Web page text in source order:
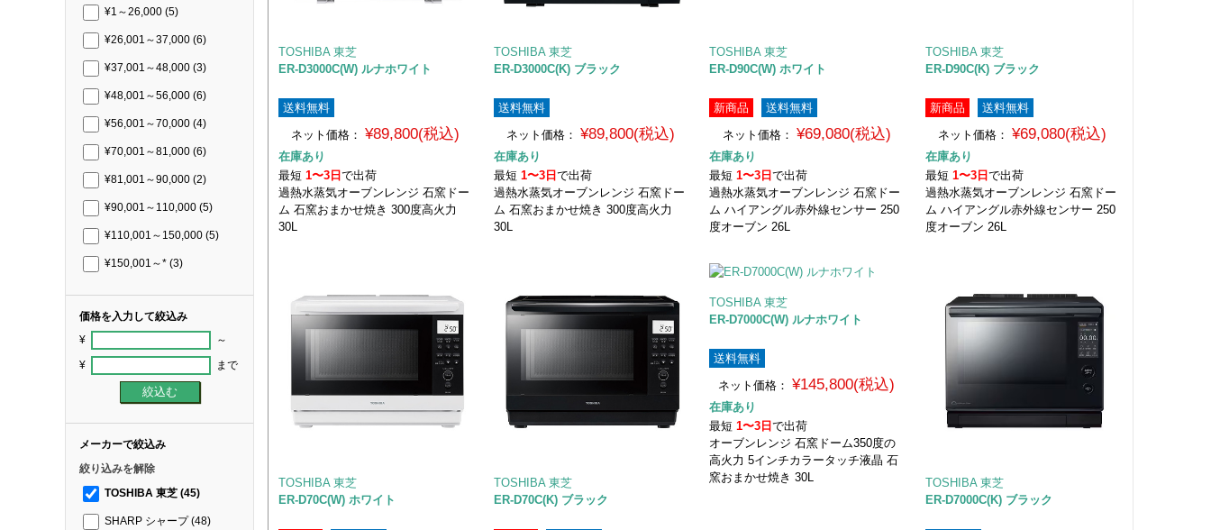
¥1～26,000 (5)
¥26,001～37,000 (6)
¥37,001～48,000 (3)
¥48,001～56,000 (6)
¥56,001～70,000 (4)
¥70,001～81,000 (6)
¥81,001～90,000 (2)
¥90,001～110,000 (5)
¥110,001～150,000 (5)
¥150,001～* (3)
価格を入力して絞込み
¥ ～
¥ まで
メーカーで絞込み
絞り込みを解除
TOSHIBA 東芝 (45)
SHARP シャープ(48)
TOSHIBA 東芝
ER-D3000C(W) ルナホワイト
送料無料
ネット価格：
¥89,800(税込)
在庫あり
最短 1〜3日 で出荷
過熱水蒸気オーブンレンジ 石窯ドー
ム 石窯おまかせ焼き 300度高火力
30L
TOSHIBA 東芝
ER-D3000C(K) ブラック
送料無料
ネット価格：
¥89,800(税込)
在庫あり
最短1〜3日で出荷
過熱水蒸気オーブンレンジ 石窯ドー
ム 石窯おまかせ焼き 300度高火力
30L
TOSHIBA 東芝
ER-D90C(W) ホワイト
新商品
送料無料
ネット価格： ¥69,080(税込)
在庫あり
最短1〜3日で出荷
過熱水蒸気オーブンレンジ 石窯ドー
ム ハイアングル赤外線センサー 250
度オーブン 26L
TOSHIBA 東芝
ER-D90C(K) ブラック
新商品
送料無料
ネット価格： ¥69,080(税込)
在庫あり
最短 1〜3日 で出荷
過熱水蒸気オーブンレンジ 石窯ドー
ム ハイアングル赤外線センサー 250
度オーブン 26L
TOSHIBA 東芝
ER-D70C(W) ホワイト
TOSHIBA 東芝
ER-D70C(K) ブラック
TOSHIBA 東芝
ER-D7000C(W) ルナホワイト
送料無料
ネット価格：
¥145,800(税込)
在庫あり
最短1〜3日で出荷
オーブンレンジ 石窯ドーム350度の
高火力 5インチカラータッチ液晶 石
窯おまかせ焼き 30L
TOSHIBA 東芝
ER-D7000C(K) ブラック